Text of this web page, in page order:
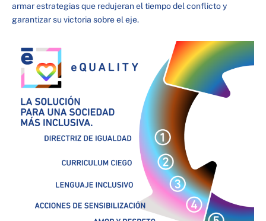
armar estrategias que redujeran el tiempo del conflicto y
garantizar su victoria sobre el eje.